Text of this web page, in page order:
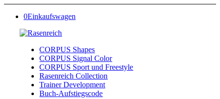
0Einkaufswagen
CORPUS Shapes
CORPUS Signal Color
CORPUS Sport und Freestyle
Rasenreich Collection
Trainer Development
Buch-Aufstiegscode